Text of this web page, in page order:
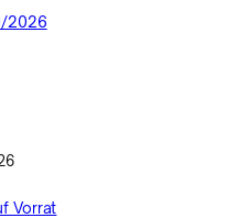
2026
Vorrat